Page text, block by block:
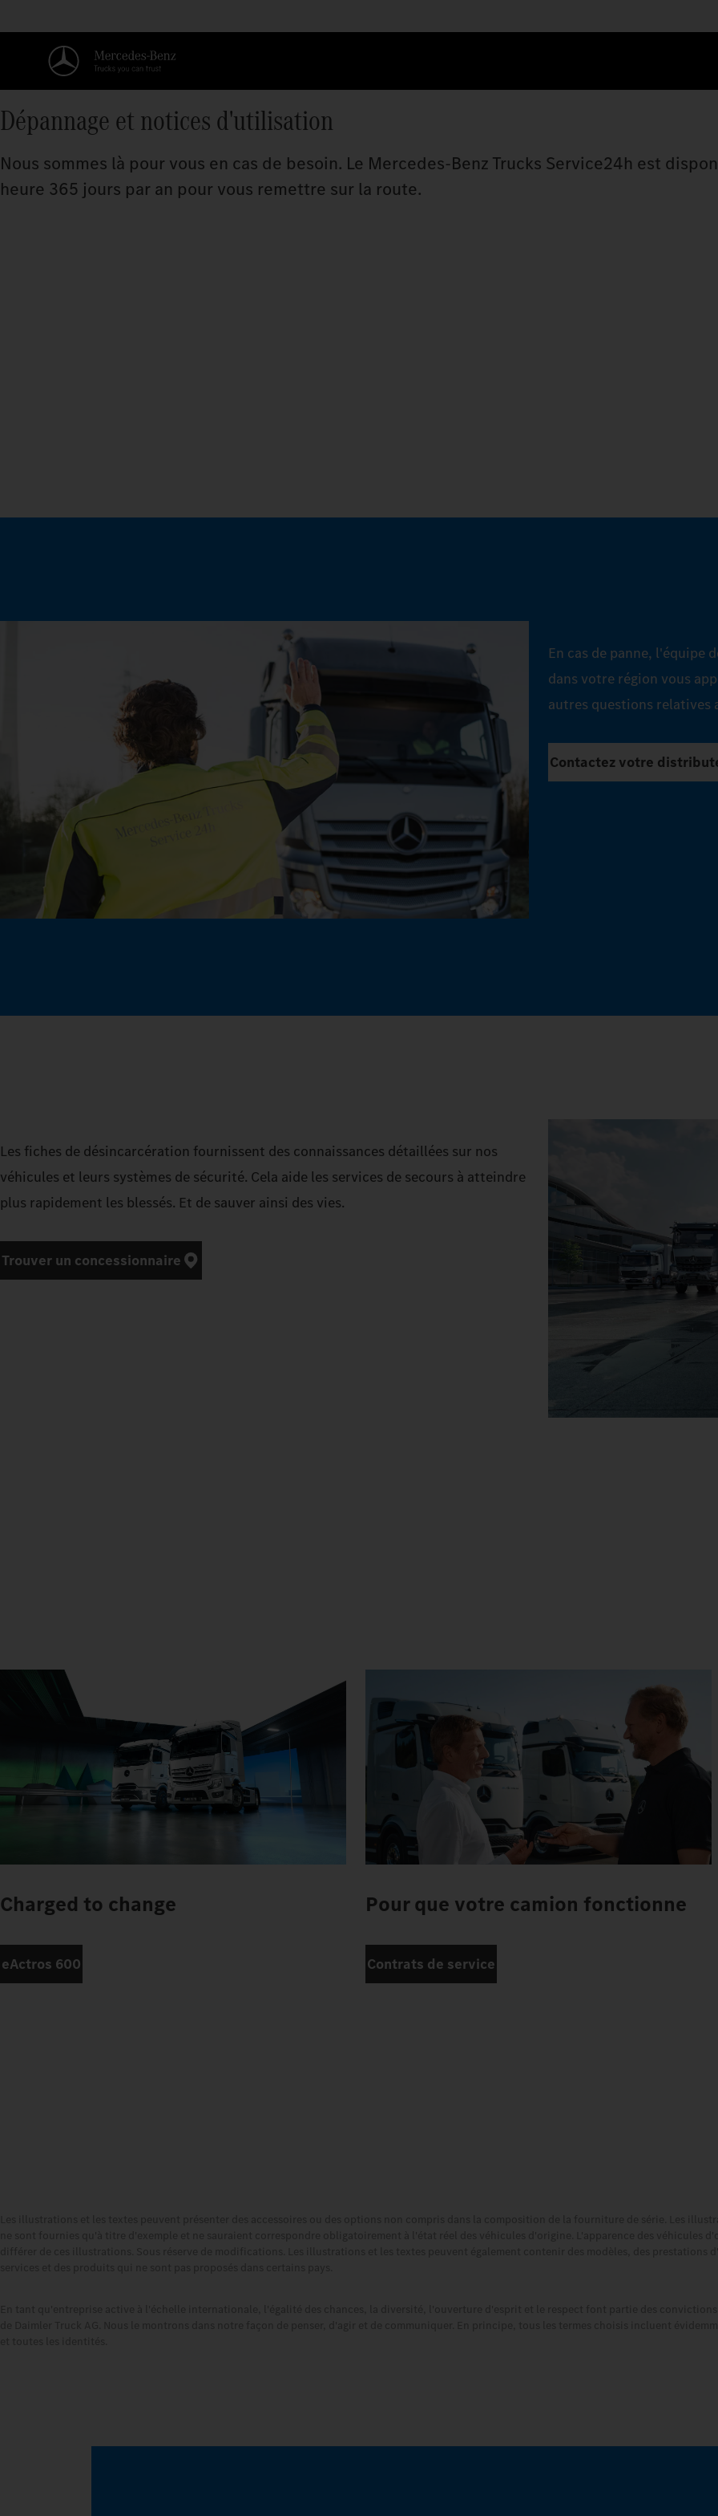
Dépannage et notices d'utilisation
Nous sommes là pour vous en cas de besoin. Le Mercedes-Benz Trucks Service24h est
heure 365 jours par an pour vous remettre sur la route.
En cas de panne, l'équipe
dans votre région vous
autres questions relatives
Contactez votre
Les fiches de désincarcération fournissent des connaissances détaillées sur nos
véhicules et leurs systèmes de sécurité. Cela aide les services de secours à atteindre
plus rapidement les blessés. Et de sauver ainsi des vies.
Trouver un concessionnaire
Charged to change
eActros 600
Pour que votre camion fonctionne
Contrats de service